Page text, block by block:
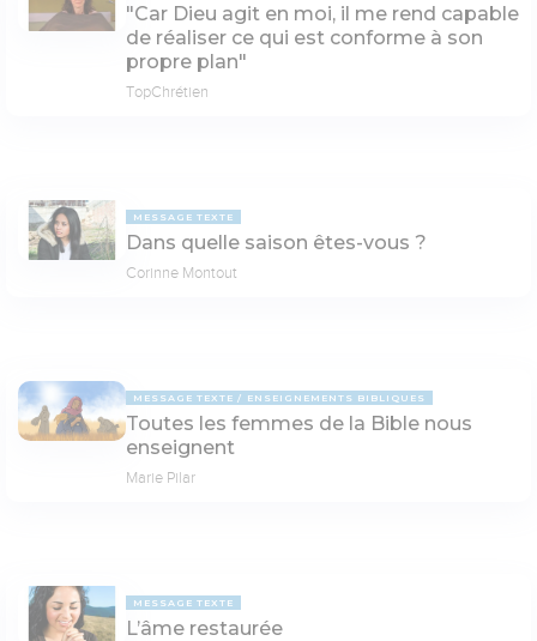
"Car Dieu agit en moi, il me rend capable
de réaliser ce qui est conforme à son
propre plan"
TopChrétien
MESSAGE TEXTE
Dans quelle saison êtes-vous ?
Corinne Montout
MESSAGE TEXTE ENSEIGNEMENTS BIBLIQUES
Toutes les femmes de la Bible nous
enseignent
Marie Pilar
MESSAGE TEXTE
L’âme restaurée